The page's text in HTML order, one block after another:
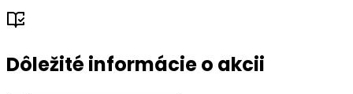
Dôležité informácie o akcii